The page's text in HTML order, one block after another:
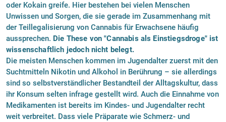
oder Kokain greife. Hier bestehen bei vielen Menschen
Unwissen und Sorgen, die sie gerade im Zusammenhang mit
der Teillegalisierung von Cannabis für Erwachsene häufig
aussprechen. Die These von "Cannabis als Einstiegsdroge" ist
wissenschaftlich jedoch nicht belegt.
Die meisten Menschen kommen im Jugendalter zuerst mit den
Suchtmitteln Nikotin und Alkohol in Berührung – sie allerdings
sind so selbstverständlicher Bestandteil der Alltagskultur, dass
ihr Konsum selten infrage gestellt wird. Auch die Einnahme von
Medikamenten ist bereits im Kindes- und Jugendalter recht
weit verbreitet. Dass viele Präparate wie Schmerz- und